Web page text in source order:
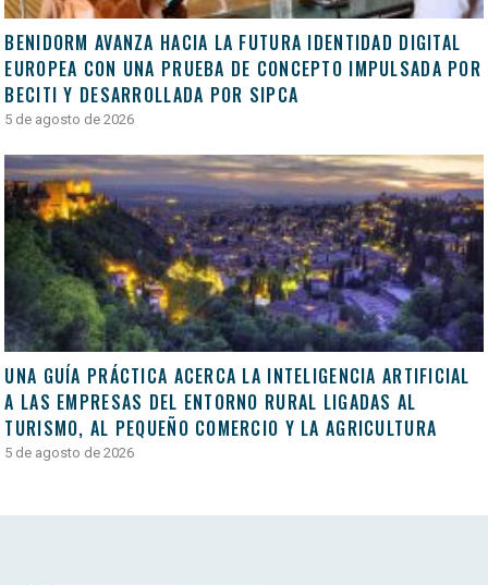
BENIDORM AVANZA HACIA LA FUTURA IDENTIDAD DIGITAL
EUROPEA CON UNA PRUEBA DE CONCEPTO IMPULSADA POR
BECITI Y DESARROLLADA POR SIPCA
5 de agosto de 2026
UNA GUÍA PRÁCTICA ACERCA LA INTELIGENCIA ARTIFICIAL
A LAS EMPRESAS DEL ENTORNO RURAL LIGADAS AL
TURISMO, AL PEQUEÑO COMERCIO Y LA AGRICULTURA
5 de agosto de 2026